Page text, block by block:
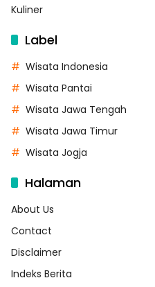
Kuliner
Label
Wisata Indonesia
Wisata Pantai
Wisata Jawa Tengah
Wisata Jawa Timur
Wisata Jogja
Halaman
About Us
Contact
Disclaimer
Indeks Berita